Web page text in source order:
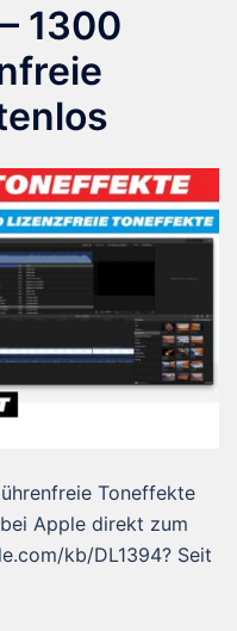
1300
Toneffekte
Apple direkt zum
kb/DL1394? Seit